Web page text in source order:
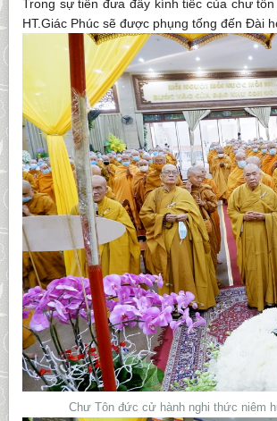
Trong sự tiễn đưa đầy kính tiếc của chư
HT.Giác Phúc sẽ được phụng tống đến Đài
Chư Tôn đức cử hành nghi thức niêm